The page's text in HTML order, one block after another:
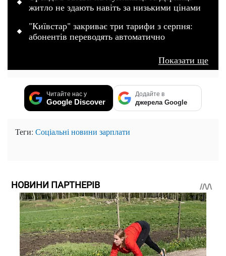
житло не здають навіть за низькими цінами
"Київстар" закриває три тарифи з серпня:
абонентів переводять автоматично
Показати ще
Читайте нас у
Google Discover
Додайте в
джерела Google
Теги: Соціальні новини зарплати
НОВИНИ ПАРТНЕРІВ